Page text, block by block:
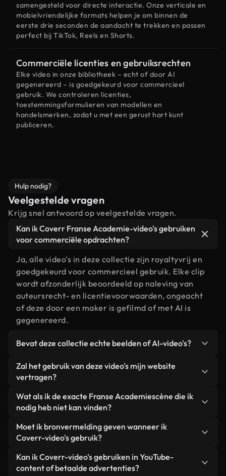
samengesteld voor directe interactie. Onze verticale en
mobielvriendelijke formats helpen je om binnen de
eerste drie seconden de aandacht te trekken en passen
perfect bij TikTok, Reels en Shorts.
Commerciële licenties en gebruiksrechten
Elke video in onze bibliotheek – echt of door AI
gegenereerd – is goedgekeurd voor commercieel
gebruik. We controleren licenties,
toestemmingsformulieren van modellen en
handelsmerken, zodat u met een gerust hart kunt
publiceren.
Hulp nodig?
Veelgestelde vragen
Krijg snel antwoord op veelgestelde vragen.
Kan ik Coverr Franse Academie-video's gebruiken
voor commerciële opdrachten?
Ja, alle video's in deze collectie zijn royaltyvrij en
goedgekeurd voor commercieel gebruik. Elke clip
wordt afzonderlijk beoordeeld op naleving van
auteursrecht- en licentievoorwaarden, ongeacht
of deze door een maker is gefilmd of met AI is
gegenereerd.
Bevat deze collectie echte beelden of AI-video's?
Beide. Dit is een hybride bibliotheek die bestaat
uit echte, door mensen gefilmde beelden van
gegenereerde video's. Elke video is duidelijk
gelabeld, zodat je altijd weet wat je gebruikt.
Zal het gebruik van deze video's mijn website
vertragen?
Niet als u voor onze geoptimaliseerde versies
kiest. Wij bieden lichtgewicht, webklare formaten
achtergrond. Zo blijft de kwaliteit hoog, worden de
laadtijden geminimaliseerd en worden
statistieken zoals LCP verbeterd.
Wat als ik de exacte Franse Academiescène die ik
nodig heb niet kan vinden?
Met Coverr AI Studio maak je direct een video.
Beschrijf de scène – bijvoorbeeld "Franse
genereert binnen enkele seconden een
gepersonaliseerde video die voldoet aan onze
Moet ik bronvermelding geven wanneer ik
Coverr-video's gebruik?
Naamsvermelding is niet vereist. Alle video's in
onze stockbibliotheek zijn royaltyvrij en kunnen
Kan ik Coverr-video's gebruiken in YouTube-
content of betaalde advertenties?